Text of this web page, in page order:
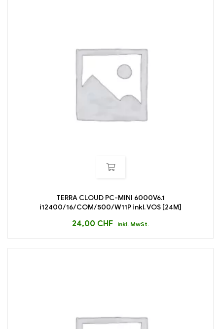
TERRA CLOUD PC-MINI 6000V6.1
i12400/16/COM/500/W11P inkl. VOS [24M]
24,00 CHF inkl. MwSt.